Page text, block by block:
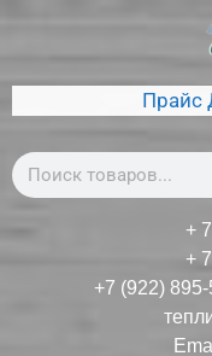
Прайс
+
+
+7 (922)